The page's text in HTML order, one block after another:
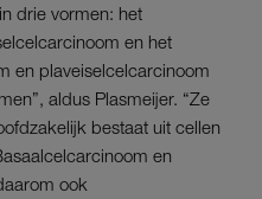
drie vormen: het
en het
en plaveiselcelcarcinoom
aldus Plasmeijer. “Ze
bestaat uit cellen
en
ook